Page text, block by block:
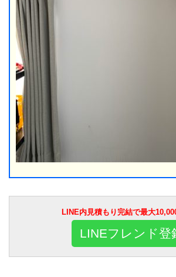
LINE内見積もり完結で最大
LINEフレンド登